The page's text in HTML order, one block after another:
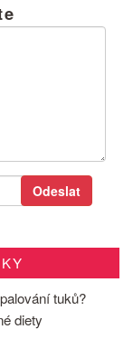
tuků?
diety